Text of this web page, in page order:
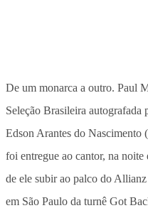
De um monarca a outro. Paul
Seleção Brasileira autografada
Edson Arantes do Nascimento
foi entregue ao cantor, na
de ele subir ao palco do Allianz
em São Paulo da turnê Got